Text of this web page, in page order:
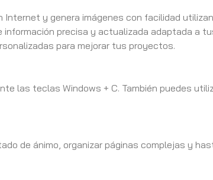
Internet y genera imágenes con facilidad
información precisa y actualizada adaptada a
para mejorar tus proyectos.
las teclas Windows + C. También puedes
de ánimo, organizar páginas complejas y